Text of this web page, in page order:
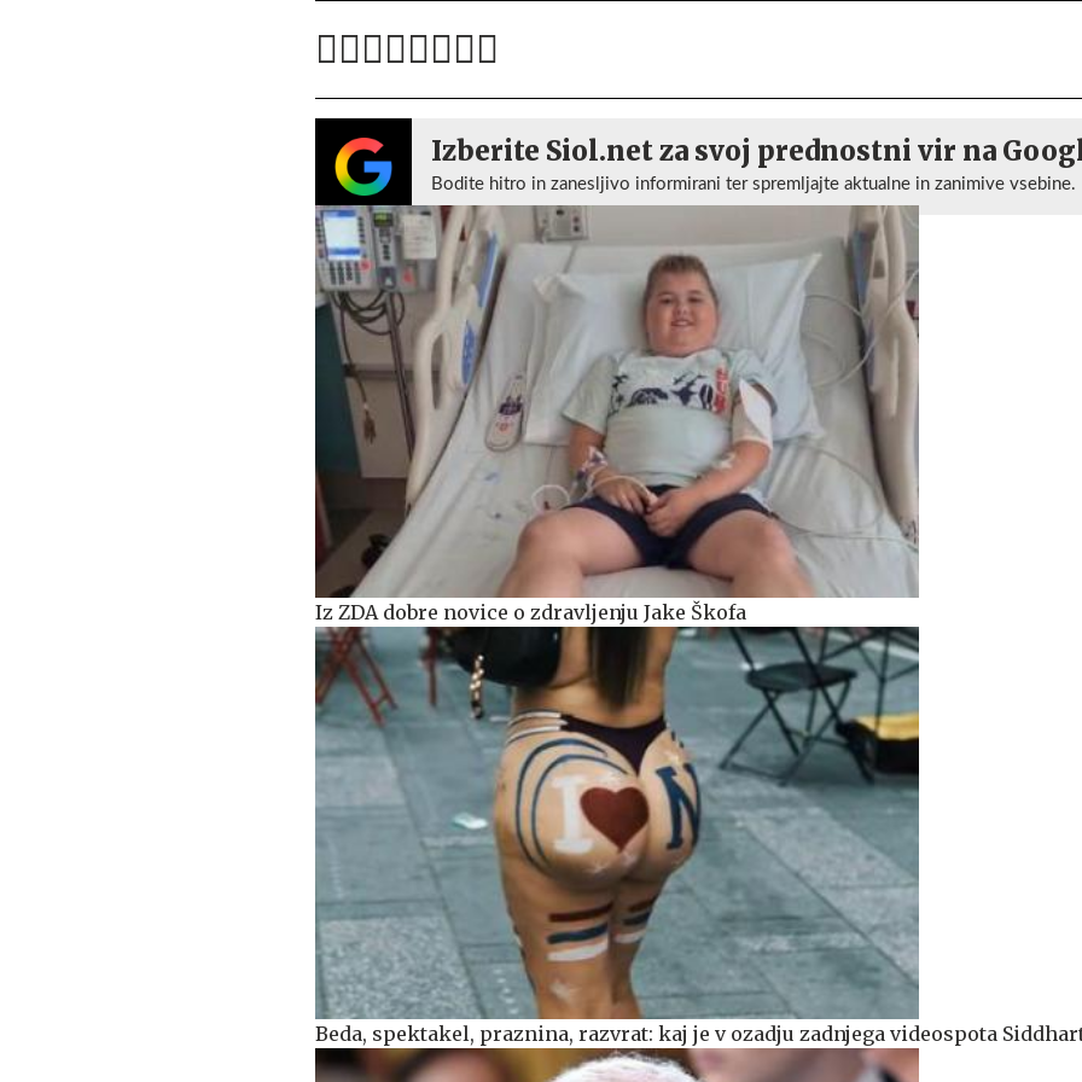
Izberite Siol.net za svoj prednostni vir na
Bodite hitro in zanesljivo informirani ter spremljajte aktualne in zanimive vsebine.
Iz ZDA dobre novice o zdravljenju Jake Škofa
Beda, spektakel, praznina, razvrat: kaj je v ozadju zadnjega videospota